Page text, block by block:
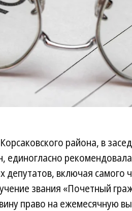
района, в
единогласно
включая самого
звания «Почетный
право на ежемесячную